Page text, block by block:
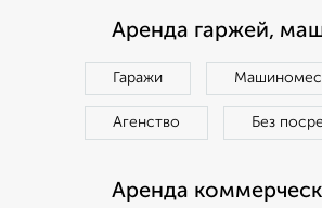
Аренда гаржей,
Гаражи
Агенство Без
Аренда